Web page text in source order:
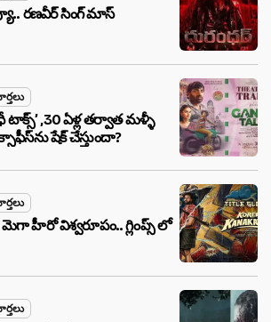
రణవీర్ సింగ్ మాస్
,30 ఏళ్ల తర్వాత మళ్ళీ
షేక్ చేస్తుందా?
హీరో విశ్వరూపం.. గ్లింప్స్ లో